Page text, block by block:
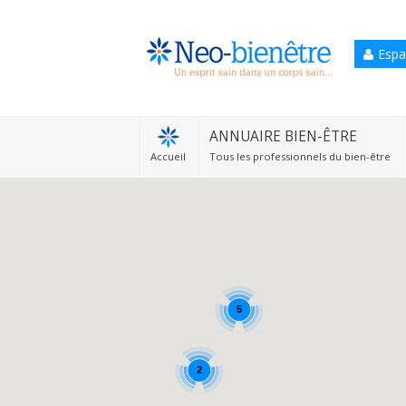
Accueil
ANNUAIRE BIEN-ÊTRE
Tous les professionnels du bien-être
5
2